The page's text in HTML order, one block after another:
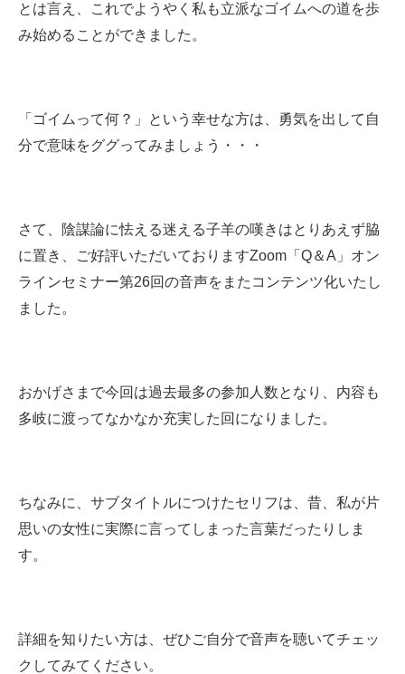
とは言え、これでようやく私も立派なゴイムへの道を歩
み始めることができました。
「ゴイムって何？」という幸せな方は、勇気を出して自
分で意味をググってみましょう・・・
さて、陰謀論に怯える迷える子羊の嘆きはとりあえず脇
に置き、ご好評いただいておりますZoom「Q＆A」オン
ラインセミナー第26回の音声をまたコンテンツ化いたし
ました。
おかげさまで今回は過去最多の参加人数となり、内容も
多岐に渡ってなかなか充実した回になりました。
ちなみに、サブタイトルにつけたセリフは、昔、私が片
思いの女性に実際に言ってしまった言葉だったりしま
す。
詳細を知りたい方は、ぜひご自分で音声を聴いてチェッ
クしてみてください。